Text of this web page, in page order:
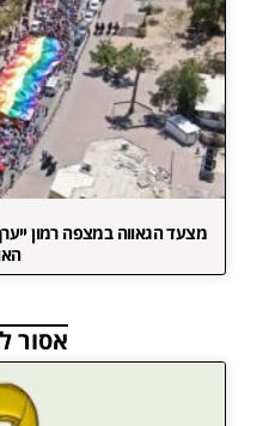
מצעד הגאווה במצפה רמון
אסור